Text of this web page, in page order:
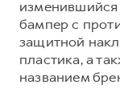
бампер с
защитной
пластика, а
названием